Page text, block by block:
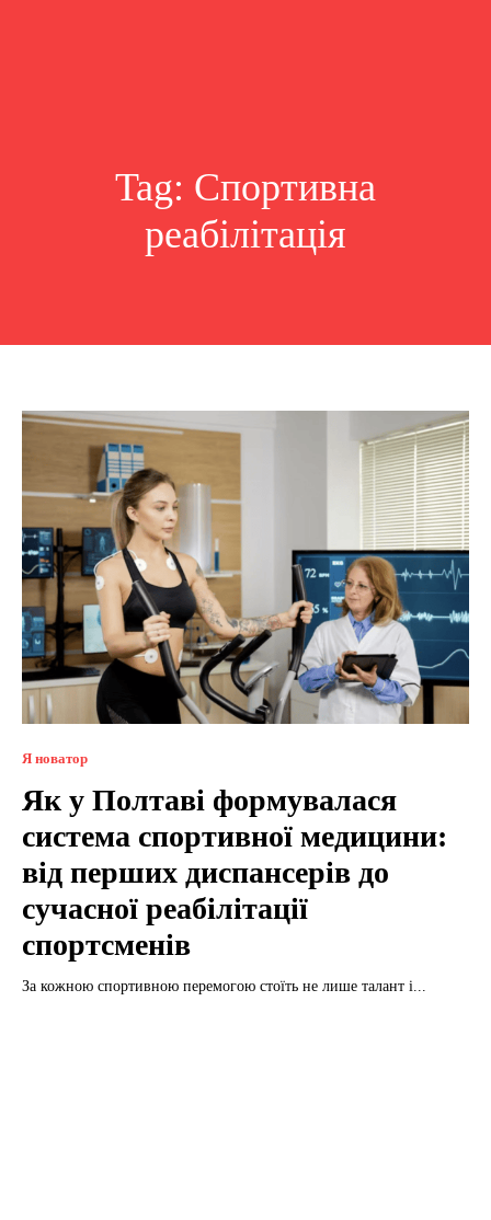
Tag: Спортивна
реабілітація
Я новатор
Як у Полтаві формувалася
система спортивної медицини:
від перших диспансерів до
сучасної реабілітації
спортсменів
За кожною спортивною перемогою стоїть не лише талант і...